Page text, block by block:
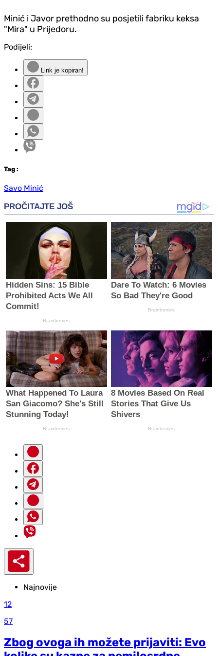
Minić i Javor prethodno su posjetili fabriku keksa
"Mira" u Prijedoru.
Podijeli:
Link je kopiran!
Tag :
Savo Minić
Najnovije
12
57
Zbog ovoga ih možete prijaviti: Evo